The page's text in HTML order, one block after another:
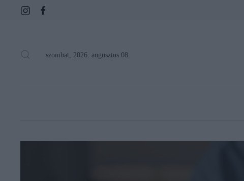
szombat, 2026. augusztus 08.